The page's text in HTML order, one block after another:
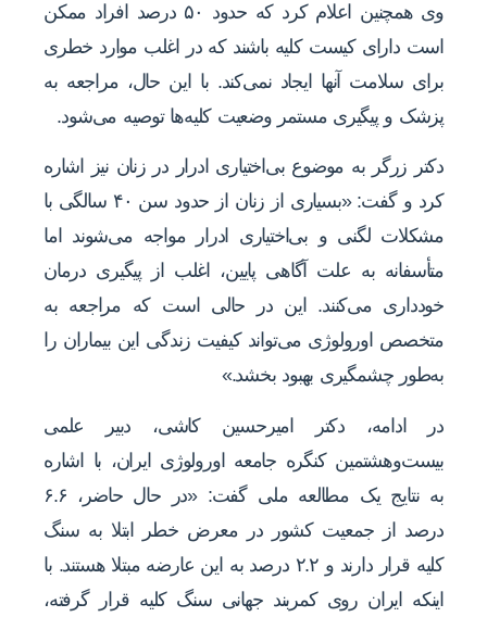
وی همچنین اعلام کرد که حدود ۵۰ درصد افراد ممکن
است دارای کیست کلیه باشند که در اغلب موارد خطری
برای سلامت آنها ایجاد نمی‌کند. با این حال، مراجعه به
پزشک و پیگیری مستمر وضعیت کلیه‌ها توصیه می‌شود.
دکتر زرگر به موضوع بی‌اختیاری ادرار در زنان نیز اشاره
کرد و گفت: «بسیاری از زنان از حدود سن ۴۰ سالگی با
مشکلات لگنی و بی‌اختیاری ادرار مواجه می‌شوند اما
متأسفانه به علت آگاهی پایین، اغلب از پیگیری درمان
خودداری می‌کنند. این در حالی است که مراجعه به
متخصص اورولوژی می‌تواند کیفیت زندگی این بیماران را
به‌طور چشمگیری بهبود بخشد.»
در ادامه، دکتر امیرحسین کاشی، دبیر علمی
بیست‌وهشتمین کنگره جامعه اورولوژی ایران، با اشاره
به نتایج یک مطالعه ملی گفت: «در حال حاضر، ۶.۶
درصد از جمعیت کشور در معرض خطر ابتلا به سنگ
کلیه قرار دارند و ۲.۲ درصد به این عارضه مبتلا هستند. با
اینکه ایران روی کمربند جهانی سنگ کلیه قرار گرفته،